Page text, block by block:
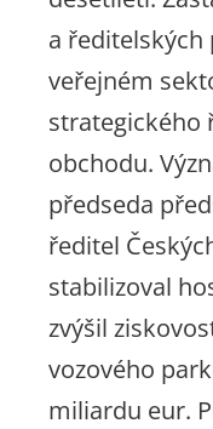
a ředitelských
veřejném
strategického
obchodu.
předseda
ředitel
stabilizoval
zvýšil
vozového
miliardu eur.